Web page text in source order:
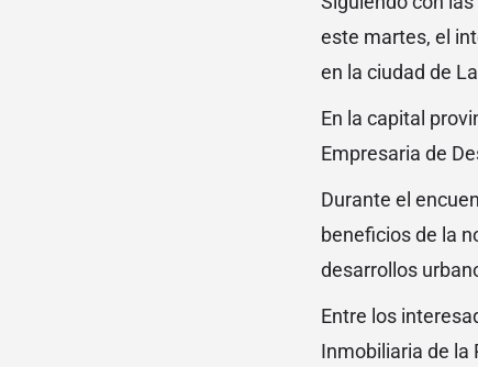
este martes, el
en la ciudad de
En la capital
Empresaria de
Durante el
beneficios de la
desarrollos
Entre los
Inmobiliaria de la